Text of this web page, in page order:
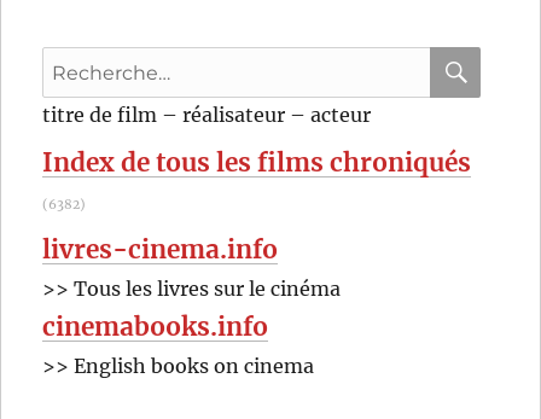
Recherche
pour
:
titre de film – réalisateur – acteur
Index de tous les films chroniqués
(6382)
livres-cinema.info
>> Tous les livres sur le cinéma
cinemabooks.info
>> English books on cinema